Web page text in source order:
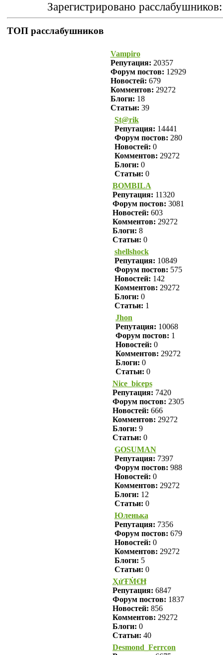
Зарегистрировано
ТОП расслабушников
Vampiro
Репутация: 20357
Форум постов: 12929
Новостей: 679
Комментов: 29272
Блоги: 18
Статьи: 39
St@rik
Репутация: 14441
Форум постов: 280
Новостей: 0
Комментов: 29272
Блоги: 0
Статьи: 0
BOMBILA
Репутация: 11320
Форум постов: 3081
Новостей: 603
Комментов: 29272
Блоги: 8
Статьи: 0
shellshock
Репутация: 10849
Форум постов: 575
Новостей: 142
Комментов: 29272
Блоги: 0
Статьи: 1
Jhon
Репутация: 10068
Форум постов: 1
Новостей: 0
Комментов: 29272
Блоги: 0
Статьи: 0
Nice_biceps
Репутация: 7420
Форум постов: 2305
Новостей: 666
Комментов: 29272
Блоги: 9
Статьи: 0
GOSUMAN
Репутация: 7397
Форум постов: 988
Новостей: 0
Комментов: 29272
Блоги: 12
Статьи: 0
Юленька
Репутация: 7356
Форум постов: 679
Новостей: 0
Комментов: 29272
Блоги: 5
Статьи: 0
ҲửŦṀ€Ħ
Репутация: 6847
Форум постов: 1837
Новостей: 856
Комментов: 29272
Блоги: 0
Статьи: 40
Desmond_Ferrcon